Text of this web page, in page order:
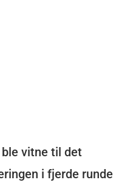
ble vitne til det
i fjerde runde